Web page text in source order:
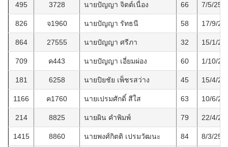
495 3728 นายปัญญา จิตต์เนื่อง 66 7/5/
826 จ1960 นายปัญญา รัทธนี 58 17/9/
864 27555 นายปัญญา ศรีภา 32 15/1/
709 ค443 นายปัญญา เอี่ยมผ่อง 60 1/10/
181 6258 นายปิยชัย เพ็ชรสว่าง 45 15/4/
1166 ค1760 นายเปรมศักดิ์ สีใส 63 10/6/
214 8825 นายผิน คำพิมพ์ 79 22/4/
1415 8860 นายพงศ์กิตติ เปรมวัฒนะ 84 8/3/